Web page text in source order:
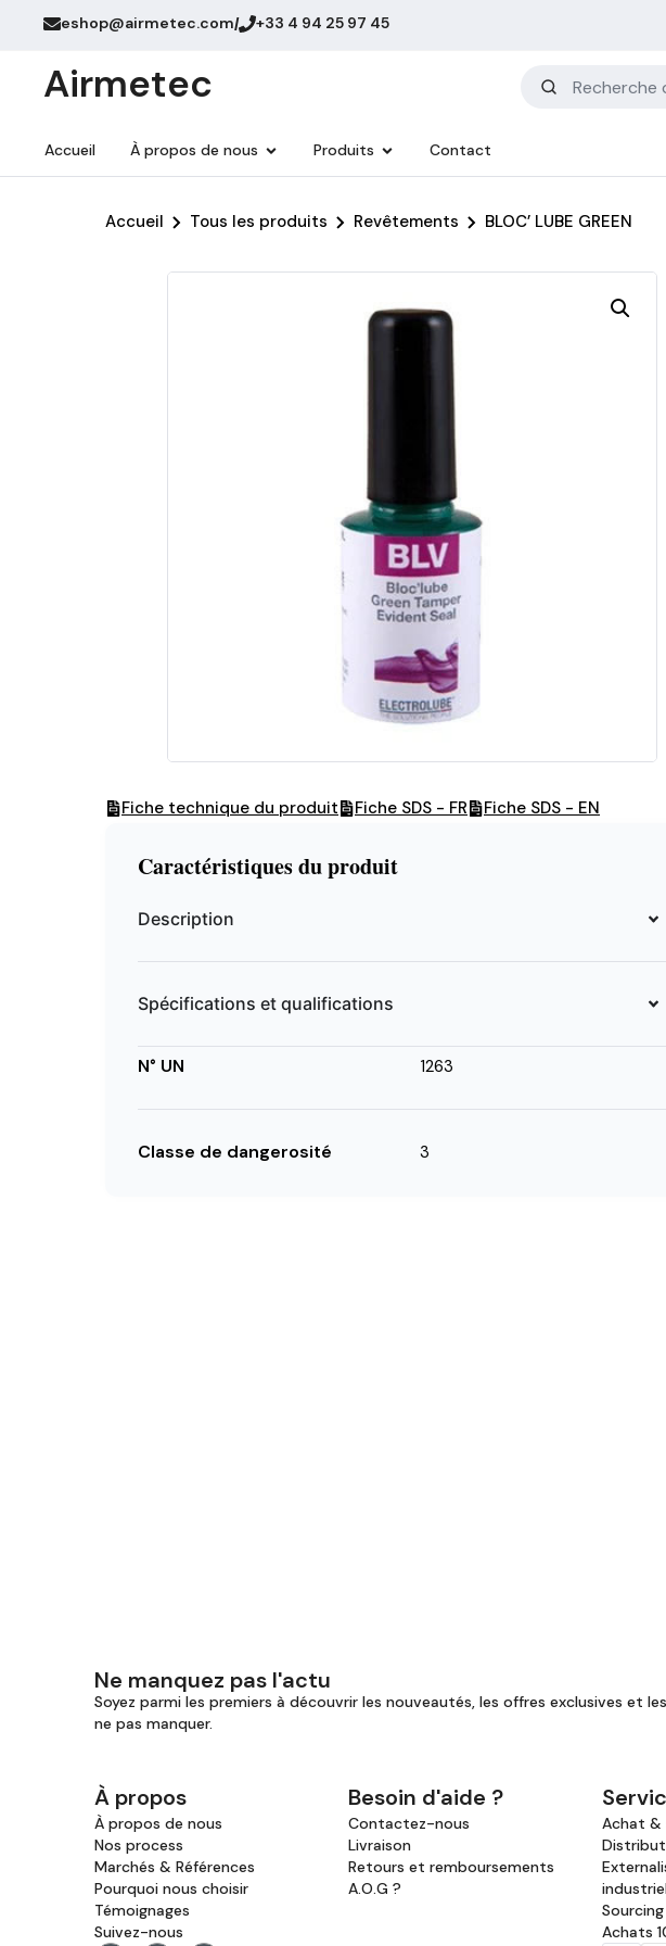
eshop@airmetec.com/ +33 4 94 25 97 45
Airmetec
Accueil À propos de nous Produits Contact
Accueil Tous les produits Revêtements BLOC’ LUBE GREEN
Fiche technique du produit Fiche SDS - FR Fiche SDS - EN
Caractéristiques du produit
Description
Spécifications et qualifications
N° UN 1263
Classe de dangerosité 3
Ne manquez pas l'actu
Soyez parmi les premiers à découvrir les nouveautés, les offres exclusives et
ne pas manquer.
À propos
À propos de nous
Nos process
Marchés & Références
Pourquoi nous choisir
Témoignages
Suivez-nous
Besoin d'aide ?
Contactez-nous
Livraison
Retours et remboursements
A.O.G ?
Achat &
Achats